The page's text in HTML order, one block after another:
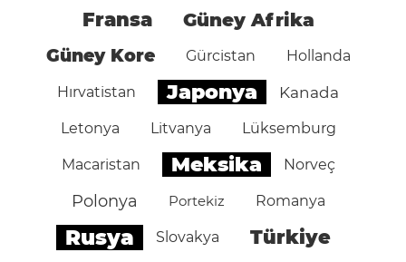
Fransa Güney Afrika
Güney Kore Gürcistan Hollanda
Hırvatistan Japonya Kanada
Letonya Litvanya Lüksemburg
Macaristan Meksika Norveç
Polonya Portekiz Romanya
Rusya Slovakya Türkiye